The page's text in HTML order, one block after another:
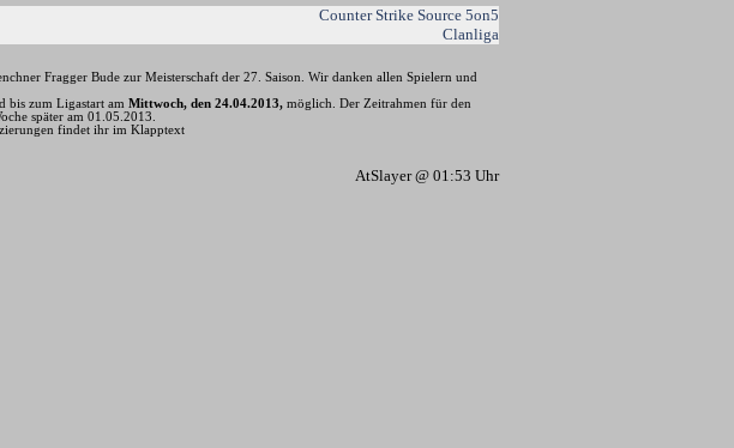
Counter Strike Source 5on5
Clanliga
Fragger Bude zur Meisterschaft der 27. Saison. Wir danken allen Spielern und
bis zum Ligastart am Mittwoch, den 24.04.2013, möglich. Der Zeitrahmen für den
später am 01.05.2013.
findet ihr im Klapptext
AtSlayer @ 01:53 Uhr